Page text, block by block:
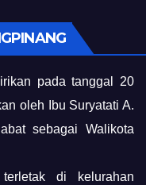
pada tanggal 20
oleh Ibu Suryatati A.
sebagai Walikota
di kelurahan